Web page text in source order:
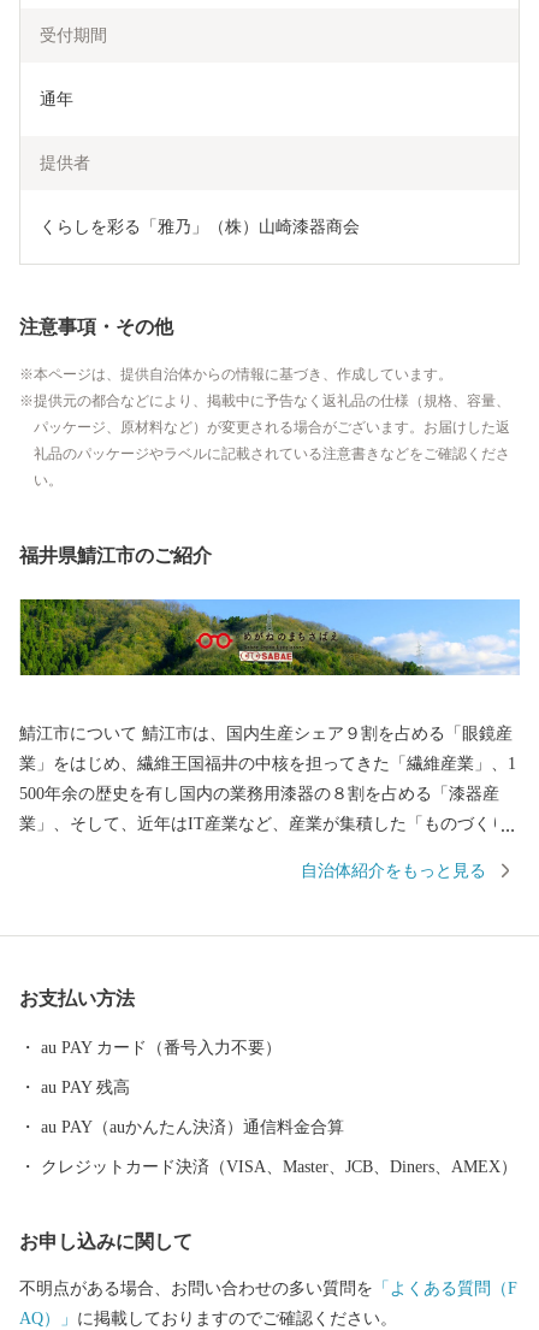
受付期間
通年
提供者
くらしを彩る「雅乃」（株）山崎漆器商会
注意事項・その他
本ページは、提供自治体からの情報に基づき、作成しています。
提供元の都合などにより、掲載中に予告なく返礼品の仕様（規格、容量、
パッケージ、原材料など）が変更される場合がございます。お届けした返
礼品のパッケージやラベルに記載されている注意書きなどをご確認くださ
い。
福井県鯖江市のご紹介
鯖江市について 鯖江市は、国内生産シェア９割を占める「眼鏡産
業」をはじめ、繊維王国福井の中核を担ってきた「繊維産業」、1
500年余の歴史を有し国内の業務用漆器の８割を占める「漆器産
業」、そして、近年はIT産業など、産業が集積した「ものづくり
であり、近松門左衛門が幼少期を過ごした地域には当時をしのぶ
市はものづくり分野を中心に内発的に発展し、成長を遂げてきた
まちです。 その発展を支えてきたのは、女性の活躍、時代を見据
役になれる地域風土にあります。 今後、鯖江市が50年後、100年
後と将来にわたって成長力を確保し、持続可能なまちづくりを進
め、「誰一人取り残さない」社会の実現を目指し、「持続可能な
体、大学等と協働で一丸となって取り組みます。 お客様からいた
だいた個人情報は、鯖江市が責任をもって管理し、関係法令で定
められた場合を除き、第三者に譲渡したり、提供したりすること
自治体紹介をもっと見る
お支払い方法
au PAY カード（番号入力不要）
au PAY 残高
au PAY（auかんたん決済）通信料金合算
クレジットカード決済（VISA、Master、JCB、Diners、AMEX）
お申し込みに関して
不明点がある場合、お問い合わせの多い質問を 「よくある質問（F
AQ）」 に掲載しておりますのでご確認ください。